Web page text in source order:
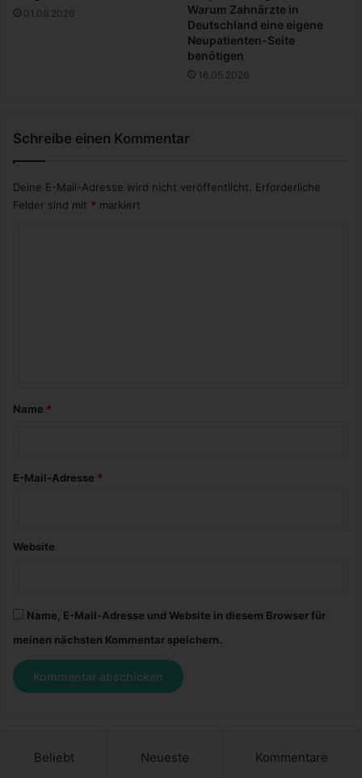
u
f
i
e
01.06.2026
Warum Zahnärzte in
Deutschland eine eigene
Neupatienten-Seite
benötigen
16.05.2026
Schreibe einen Kommentar
Deine E-Mail-Adresse wird nicht veröffentlicht. Erforderliche
Felder sind mit * markiert
a
Name *
E-Mail-Adresse *
Website
Name, E-Mail-Adresse und Website in diesem Browser für
meinen nächsten Kommentar speichern.
Beliebt Neueste Kommentare